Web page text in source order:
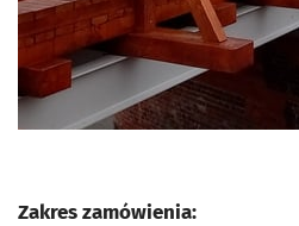
Zakres zamówienia: